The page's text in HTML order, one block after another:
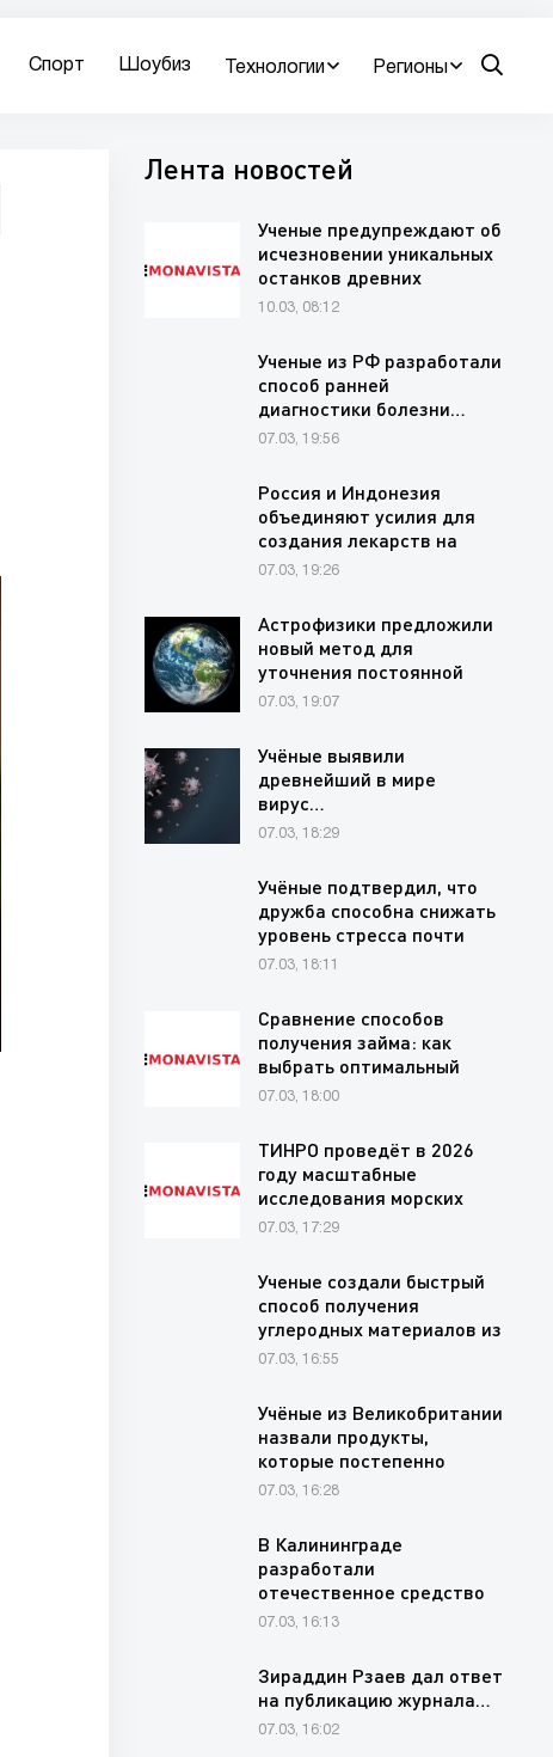
Спорт Шоубиз Технологии Регионы
Лента новостей
Ученые предупреждают об
исчезновении уникальных
останков древних
животных на…
10.03, 08:12
Ученые из РФ разработали
способ ранней
диагностики болезни…
07.03, 19:56
Россия и Индонезия
объединяют усилия для
создания лекарств на
основе редких…
07.03, 19:26
Астрофизики предложили
новый метод для
уточнения постоянной
Хаббла через…
07.03, 19:07
Учёные выявили
древнейший в мире
вирус…
07.03, 18:29
Учёные подтвердил, что
дружба способна снижать
уровень стресса почти
на…
07.03, 18:11
Сравнение способов
получения займа: как
выбрать оптимальный
финансовый…
07.03, 18:00
ТИНРО проведёт в 2026
году масштабные
исследования морских
млекопитающих в
07.03, 17:29
Ученые создали быстрый
способ получения
углеродных материалов из
хлопковых…
07.03, 16:55
Учёные из Великобритании
назвали продукты,
которые постепенно
вредят…
07.03, 16:28
В Калининграде
разработали
отечественное средство
для продления свежести…
07.03, 16:13
Зираддин Рзаев дал ответ
на публикацию журнала…
07.03, 16:02